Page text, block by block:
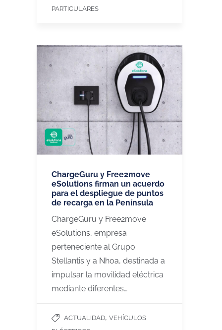
PARTICULARES
ChargeGuru y Free2move
eSolutions firman un acuerdo
para el despliegue de puntos
de recarga en la Península
ChargeGuru y Free2move
eSolutions, empresa
perteneciente al Grupo
Stellantis y a Nhoa, destinada a
impulsar la movilidad eléctrica
mediante diferentes…
ACTUALIDAD, VEHÍCULOS